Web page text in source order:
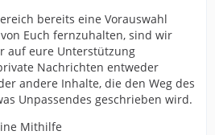
bereits eine Vorauswahl
Euch fernzuhalten, sind wir
auf eure Unterstützung
Nachrichten entweder
andere Inhalte, die den Weg des
Unpassendes geschrieben wird.
Mithilfe